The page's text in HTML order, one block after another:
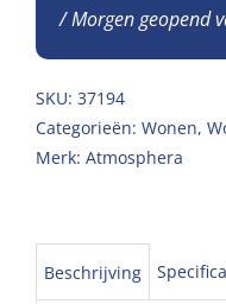
/ Morgen geopend
SKU: 37194
Categorieën: Wonen,
Merk: Atmosphera
Beschrijving